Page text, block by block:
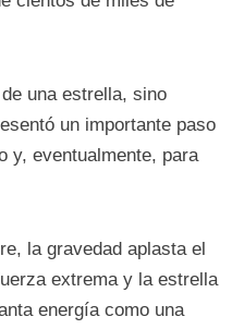
una estrella, sino
un importante paso
y, eventualmente, para
la gravedad aplasta el
extrema y la estrella
energía como una